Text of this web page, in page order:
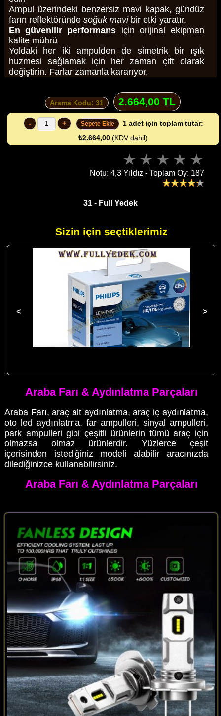
Ampul üzerindeki benzersiz mavi kapak, gündüz
farın reflektöründe soğuk mavibir etki yaratır.
En güvenilir performans için orijinal ekipman
kalite mührü
Yoldaki her iki ampulden de simetrik bir ışık
huzmesi sağlamak için her zaman çift olarak
değiştirin. Farlar zamanla kararıyor.
Arama Kodu: 31 2.664,00 TL
- + Sepete Ekle 1 adet için toplam tutar:
₺2.664,00(KDV dahil)
Notu: 4,3 Yıldız - Toplam Oy: 187
31 - Full Yedek
Sizin için seçtiklerimiz
Araba Farı & Aydınlatma Parçaları
Araba Farı, araç alt aydınlatma, araç iç aydınlatma,
oto led aydınlatma, far ampulleri, sinyal ampulleri,
park ampulleri gibi çeşitli ürünlerin tümü araç için
olmazsa olmaz ürünlerdir. Yüzlerce çeşit
içerisinden istediğiniz modeli alabilir aracınızda
dilediğinizce kullanabilirsiniz.
Araba Farı & Aydınlatma Parçaları